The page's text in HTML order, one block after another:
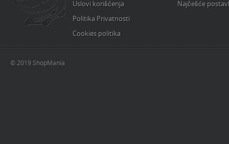
Uslovi korišćenja
Politika Privatnosti
Cookies politika
Najčešće
© 2019 ShopMania